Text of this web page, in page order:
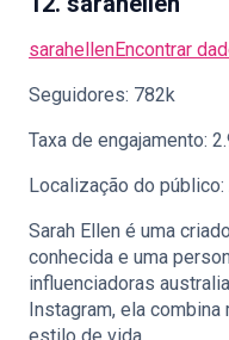
sarahellenEncontrar
Seguidores: 782k
Taxa de engajamento:
Localização do público:
Sarah Ellen é uma
conhecida e uma
influenciadoras
Instagram, ela combina